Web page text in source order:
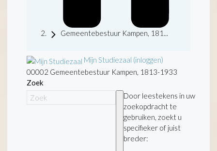
Gemeentebestuur Kampen, 181...
Mijn Studiezaal (inloggen)
00002 Gemeentebestuur Kampen, 1813-1933
Zoek
Door leestekens in uw
zoekopdracht te
gebruiken, zoekt u
specifieker of juist
breder: